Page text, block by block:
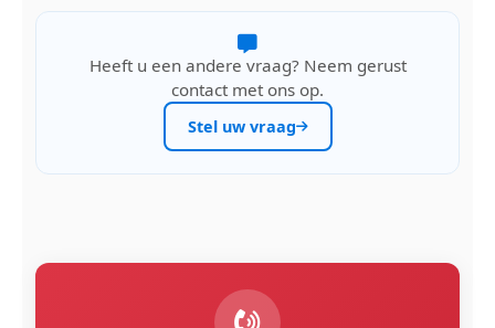
Heeft u een andere vraag? Neem gerust
contact met ons op.
Stel uw vraag